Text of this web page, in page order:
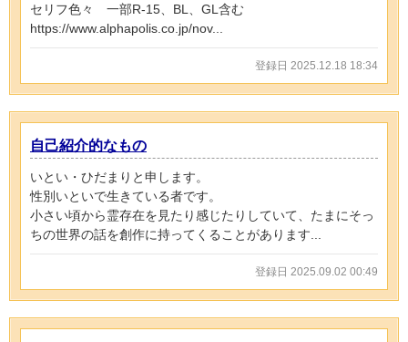
セリフ色々 一部R-15、BL、GL含む
https://www.alphapolis.co.jp/nov...
登録日 2025.12.18 18:34
自己紹介的なもの
いとい・ひだまりと申します。
性別いといで生きている者です。
小さい頃から霊存在を見たり感じたりしていて、たまにそっ
ちの世界の話を創作に持ってくることがあります...
登録日 2025.09.02 00:49